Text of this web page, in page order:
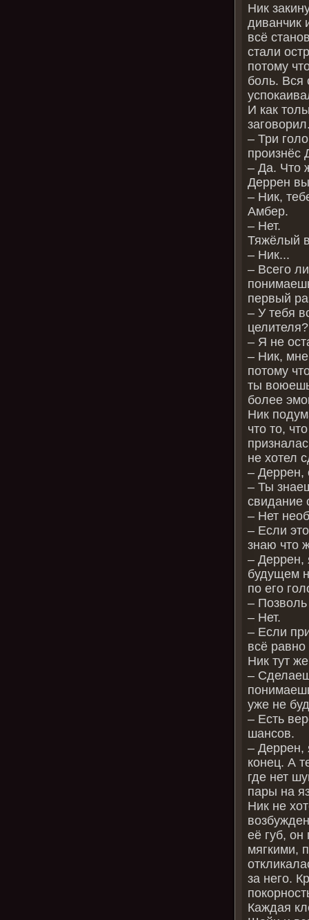
Ник
диванчик
всё
стали
потому
боль. Вся
И как
– Три
произнёс
– Да. Что
Деррен
– Ник,
Амбер.
– Нет.
Тяжёлый
– Ник...
– Всего
первый
– У тебя
целителя?
– Я не
– Ник, мне
потому
ты
более
Ник
что то,
не хотел
– Деррен,
– Ты
свидание
– Нет
– Если
знаю что
– Деррен,
будущем
по его
–
– Нет.
– Если
всё равно
Ник тут
–
уже не
– Есть
шансов.
– Деррен,
конец. А
где нет
пары на
Ник не
её губ,
мягкими,
за него.
Каждая